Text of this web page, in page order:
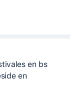
en bs
en